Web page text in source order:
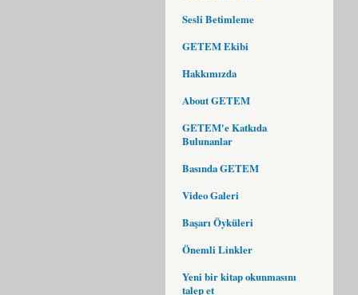
Sesli Betimleme
GETEM Ekibi
Hakkımızda
About GETEM
GETEM'e Katkıda
Bulunanlar
Basında GETEM
Video Galeri
Başarı Öyküleri
Önemli Linkler
Yeni bir kitap okunmasını
talep et